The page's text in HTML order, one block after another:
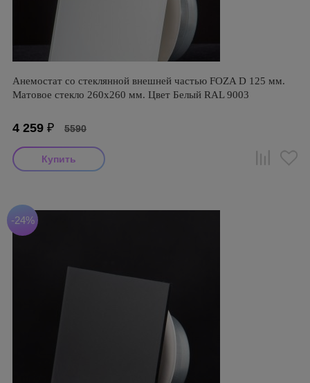
Анемостат со стеклянной внешней частью FOZA D 125 мм.
Матовое стекло 260х260 мм. Цвет Белый RAL 9003
4 259 ₽ 5590
-24%